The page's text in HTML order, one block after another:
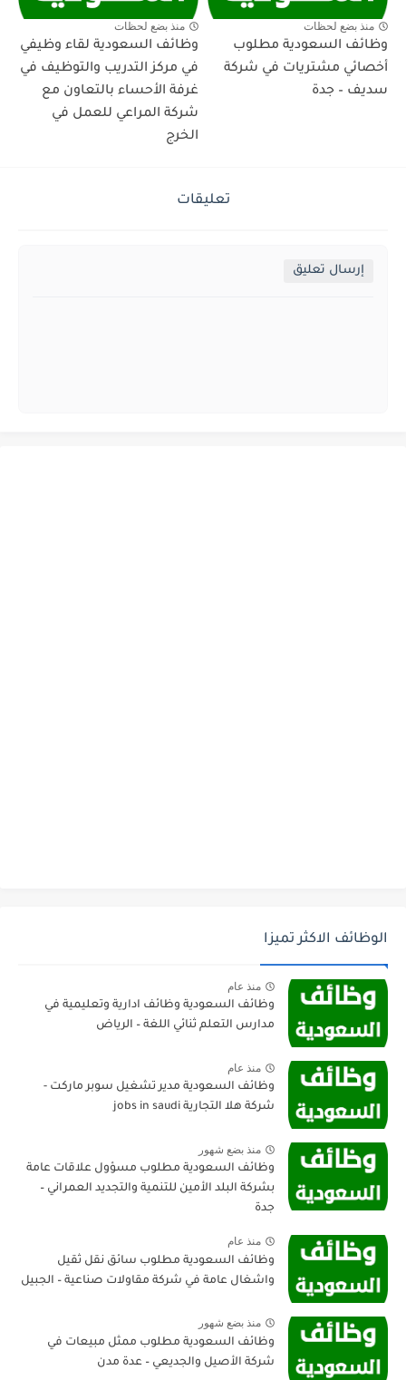
منذ بضع لحظات
وظائف السعودية مطلوب
أخصائي مشتريات في شركة
سديف – جدة
منذ بضع لحظات
وظائف السعودية لقاء وظيفي
في مركز التدريب والتوظيف في
غرفة الأحساء بالتعاون مع
شركة المراعي للعمل في
الخرج
تعليقات
إرسال تعليق
الوظائف الاكثر تميزا
منذ عام
وظائف السعودية وظائف ادارية وتعليمية في
مدارس التعلم ثنائي اللغة – الرياض
منذ عام
وظائف السعودية مدير تشغيل سوبر ماركت -
شركة هلا التجارية jobs in saudi
منذ بضع شهور
وظائف السعودية مطلوب مسؤول علاقات عامة
بشركة البلد الأمين للتنمية والتجديد العمراني –
جدة
منذ عام
وظائف السعودية مطلوب سائق نقل ثقيل
واشغال عامة في شركة مقاولات صناعية – الجبيل
منذ بضع شهور
وظائف السعودية مطلوب ممثل مبيعات في
شركة الأصيل والجديعي – عدة مدن